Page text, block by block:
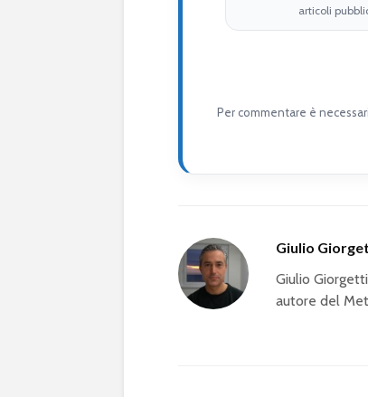
articoli
Per commentare è
Giulio
Giulio
autore del